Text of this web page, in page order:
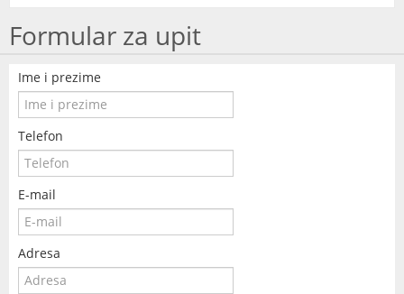
Formular za upit
Ime i prezime
Telefon
E-mail
Adresa